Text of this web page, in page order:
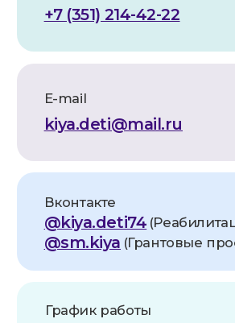
Передача и использование изображений
третьими лицами в рекламных и/или
письменного согласия самих физических лиц
(или их законных представителей) не